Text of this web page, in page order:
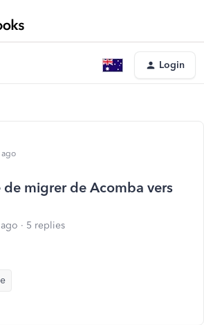
Login
ago
de migrer de Acomba vers
5 replies